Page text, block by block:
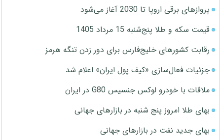
پروازهای برقی اروپا تا 2030 آغاز می‌شود
قیمت سکه و طلا پنج‌شنبه 15 مرداد 1405
رقابت کشورهای خلیج‌فارس برای دور زدن تنگه هرمز
جزئیات فعال‌سازی «کیف پول ایران» اعلام شد
ملاقات با خودرو لوکس جنسیس G80 در ایران
بهای طلا امروز پنج شنبه در بازارهای جهانی
بهای جدید نفت در بازارهای جهانی